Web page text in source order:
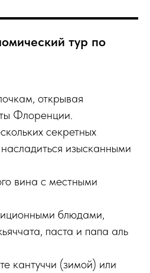
тур по
открывая
Флоренции.
секретных
изысканными
вина с местными
блюдами,
паста и папа аль
кантуччи (зимой) или